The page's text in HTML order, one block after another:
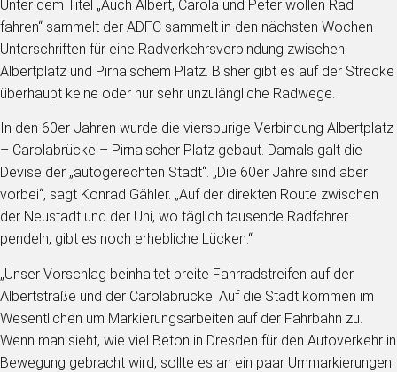
Unter dem Titel „Auch Albert, Carola und Peter wollen Rad
fahren“ sammelt der ADFC sammelt in den nächsten Wochen
Unterschriften für eine Radverkehrsverbindung zwischen
Albertplatz und Pirnaischem Platz. Bisher gibt es auf der Strecke
überhaupt keine oder nur sehr unzulängliche Radwege.
In den 60er Jahren wurde die vierspurige Verbindung Albertplatz
– Carolabrücke – Pirnaischer Platz gebaut. Damals galt die
Devise der „autogerechten Stadt“. „Die 60er Jahre sind aber
vorbei“, sagt Konrad Gähler. „Auf der direkten Route zwischen
der Neustadt und der Uni, wo täglich tausende Radfahrer
pendeln, gibt es noch erhebliche Lücken.“
„Unser Vorschlag beinhaltet breite Fahrradstreifen auf der
Albertstraße und der Carolabrücke. Auf die Stadt kommen im
Wesentlichen um Markierungsarbeiten auf der Fahrbahn zu.
Wenn man sieht, wie viel Beton in Dresden für den Autoverkehr in
Bewegung gebracht wird, sollte es an ein paar Ummarkierungen